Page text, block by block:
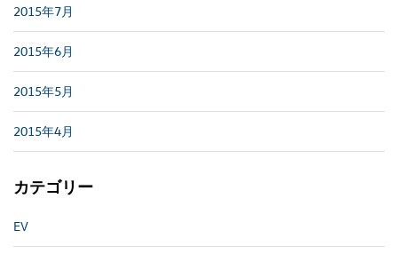
2015年7月
2015年6月
2015年5月
2015年4月
カテゴリー
EV